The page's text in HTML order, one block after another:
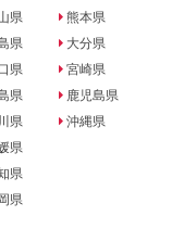
県
県
県
県
県
県
県
県
熊本県
大分県
宮崎県
鹿児島県
沖縄県